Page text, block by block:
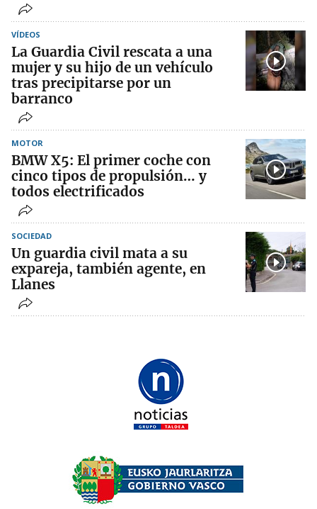
VÍDEOS
La Guardia Civil rescata a una
mujer y su hijo de un vehículo
tras precipitarse por un
barranco
MOTOR
BMW X5: El primer coche con
cinco tipos de propulsión… y
todos electrificados
SOCIEDAD
Un guardia civil mata a su
expareja, también agente, en
Llanes